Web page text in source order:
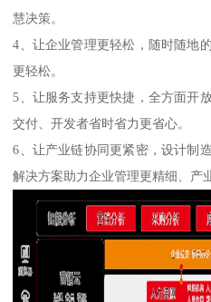
慧决策。
4、让企业管理更轻松，随时随地
更轻松。
5、让服务支持更快捷，全方面开
交付、开发者省时省力更省心。
6、让产业链协同更紧密，设计制
解决方案助力企业管理更精细、产